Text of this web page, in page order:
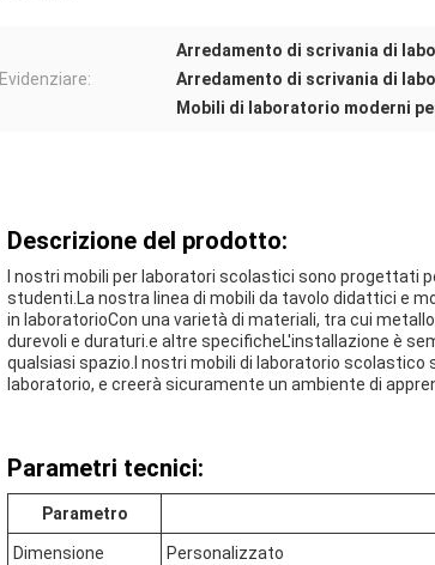
Evidenziare:
Arredamento di scrivania di
Arredamento di scrivania di
Mobili di laboratorio moderni
Descrizione del prodotto:
I nostri mobili per laboratori scolastici sono progettati
studenti.La nostra linea di mobili da tavolo didattici e
in laboratorioCon una varietà di materiali, tra cui
durevoli e duraturi.e altre specificheL'installazione è
qualsiasi spazio.I nostri mobili di laboratorio
laboratorio, e creerà sicuramente un ambiente di
Parametri tecnici:
Parametro
Dimensione Personalizzato